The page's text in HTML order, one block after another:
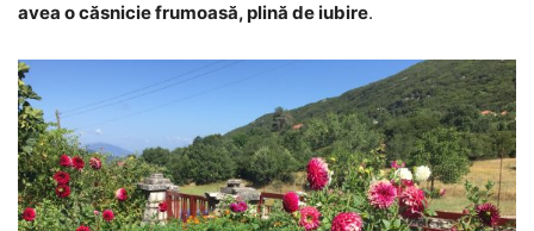
avea o căsnicie frumoasă, plină de iubire.